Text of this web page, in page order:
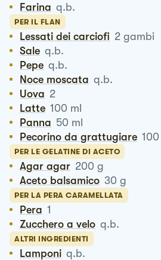
Farina q.b.
PER IL FLAN
Lessati dei carciofi 2 gambi
Sale q.b.
Pepe q.b.
Noce moscata q.b.
Uova 2
Latte 100 ml
Panna 50 ml
Pecorino da grattugiare 100
PER LE GELATINE DI ACETO
Agar agar 200 g
Aceto balsamico 30 g
PER LA PERA CARAMELLATA
Pera 1
Zucchero a velo q.b.
ALTRI INGREDIENTI
Lamponi q.b.